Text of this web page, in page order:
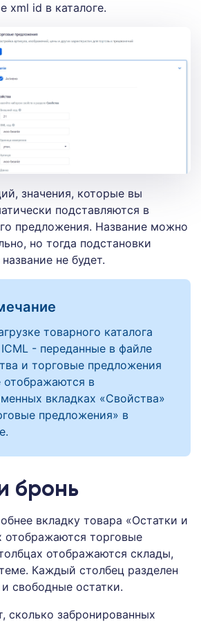
xml id в каталоге.
значения, которые вы
подставляются в
предложения. Название можно
но тогда подстановки
не будет.
товарного каталога
ICML - переданные в файле
и торговые предложения
отображаются в
вкладках «Свойства»
предложения» в
бронь
вкладку товара «Остатки и
отображаются торговые
отображаются склады,
Каждый столбец разделен
свободные остатки.
сколько забронированных